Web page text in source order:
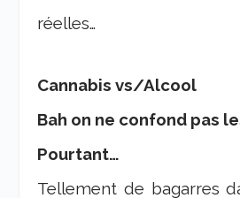
réelles…
Cannabis vs/Alcool
Bah on ne confond pas
Pourtant…
Tellement de bagarres